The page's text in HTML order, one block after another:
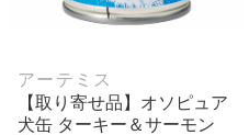
アーテミス
【取り寄せ品】オソピュア
犬缶 ターキー＆サーモン